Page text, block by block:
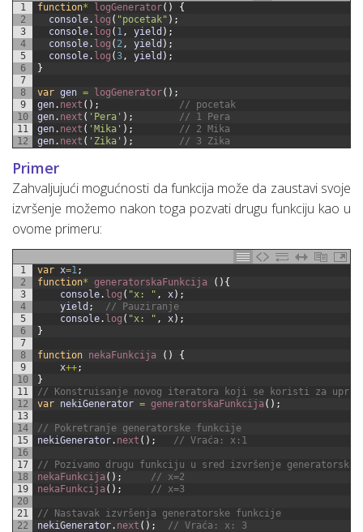
1
2
3
4
5
6
7
8
9
10
11
12
function* logGenerator( )
{
console. log ( "pocetak" ) ;
console. log ( 1, yield ) ;
console. log ( 2, yield ) ;
console. log (3, yield ) ;
}
var gen = logGenerator( ) ;
gen. next ( ) ;
// pocetak
gen. next ( 'Pera' ) ;
// 1 Pera
gen. next ( 'Mika' ) ;
// 2 Mika
gen. next ( 'Zika' ) ; // 3 Zika
Primer
Zahvaljujući mogućnosti da funkcija može da zaustavi svoje
izvršenje možemo nakon toga pozvati drugu funkciju kao u
ovome primeru:
1
2
3
4
5
6
7
8
9
10
11
12
13
14
15
16
17
18
19
20
21
22
var x=1;
function* generatorskaFunkcija ( ) {
console. log ( "x: " , x) ;
yield ;
// Pauziranje
console. log ( "x: " , x) ;
}
function nekaFunkcija ( )
{
x++;
}
// Konstruisanje novog iteratora koji se koristi za
var nekiGenerator = generatorskaFunkcija( ) ;
// Pokretranje generatorske funkcije
nekiGenerator. next ( ) ; // Vraća: x:1
// Pozivamo drugu funkciju u sred izvršenje generatorske
nekaFunkcija( ) ;
// x=2
nekaFunkcija( ) ; // x=3
// Nastavak izvršenja generatorske funkcije
nekiGenerator. next ( ) ; // Vraća: x: 3